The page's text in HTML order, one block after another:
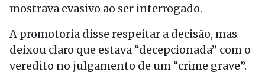
mostrava evasivo ao ser interrogado.
A promotoria disse respeitar a decisão, mas
deixou claro que estava “decepcionada” com o
veredito no julgamento de um “crime grave”.